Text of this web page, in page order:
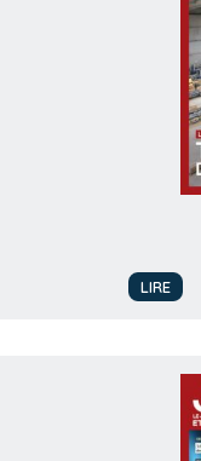
LIRE